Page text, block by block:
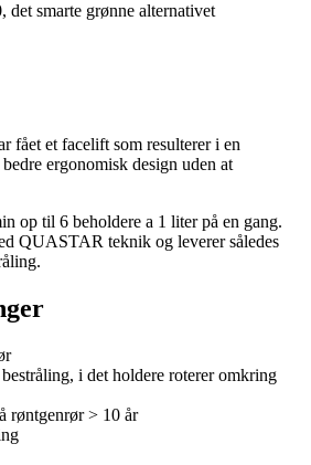
smarte grønne alternativet
fået et facelift som resulterer i en
ergonomisk design uden at
op til 6 beholdere a 1 liter på en gang.
QUASTAR teknik og leverer således
i det holdere roterer omkring
røntgenrør > 10 år